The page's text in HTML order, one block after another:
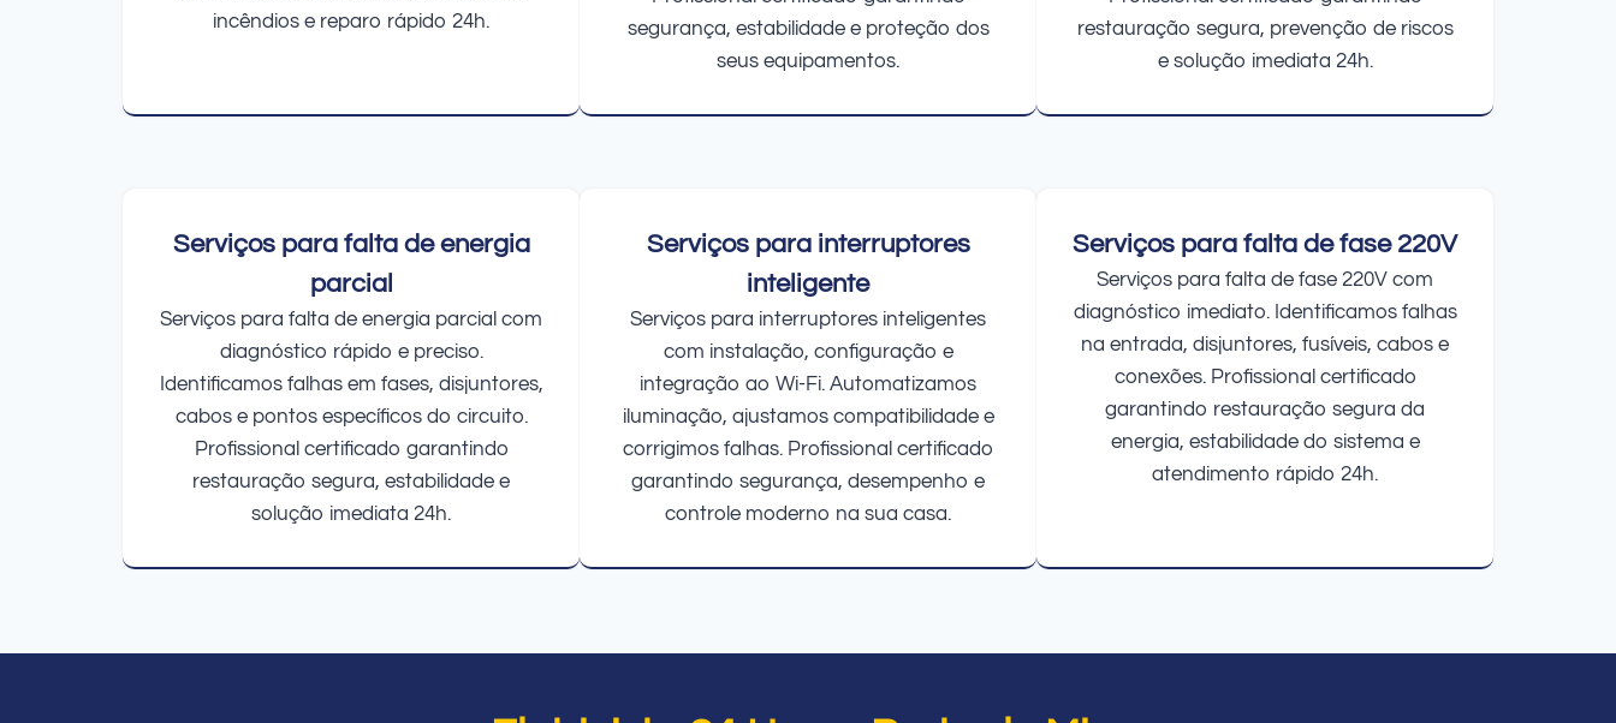
incêndios e reparo rápido 24h.
segurança, estabilidade e proteção dos
seus equipamentos.
restauração segura, prevenção de riscos
e solução imediata 24h.
Serviços para falta de energia
parcial
Serviços para falta de energia parcial com
diagnóstico rápido e preciso.
Identificamos falhas em fases, disjuntores,
cabos e pontos específicos do circuito.
Profissional certificado garantindo
restauração segura, estabilidade e
solução imediata 24h.
Serviços para interruptores
inteligente
Serviços para interruptores inteligentes
com instalação, configuração e
integração ao Wi-Fi. Automatizamos
iluminação, ajustamos compatibilidade e
corrigimos falhas. Profissional certificado
garantindo segurança, desempenho e
controle moderno na sua casa.
Serviços para falta de fase 220V
Serviços para falta de fase 220V com
diagnóstico imediato. Identificamos falhas
na entrada, disjuntores, fusíveis, cabos e
conexões. Profissional certificado
garantindo restauração segura da
energia, estabilidade do sistema e
atendimento rápido 24h.